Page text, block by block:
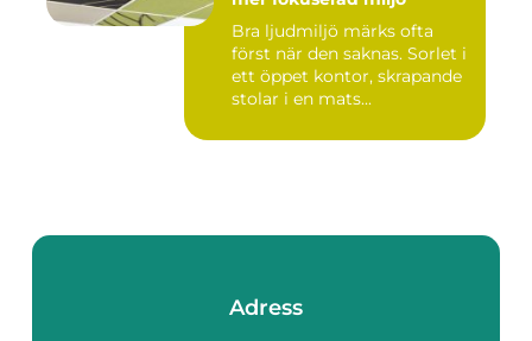
Bra ljudmiljö märks ofta
först när den saknas. Sorlet i
ett öppet kontor, skrapande
stolar i en mats...
Adress